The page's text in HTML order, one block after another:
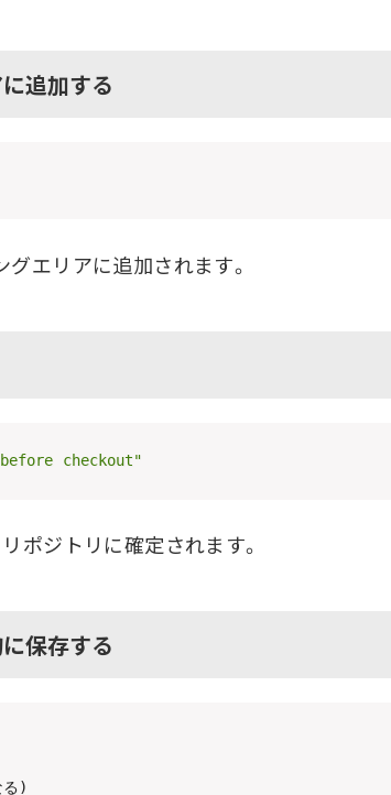
追加する
エリアに追加されます。
checkout"
ポジトリに確定されます。
保存する
る)